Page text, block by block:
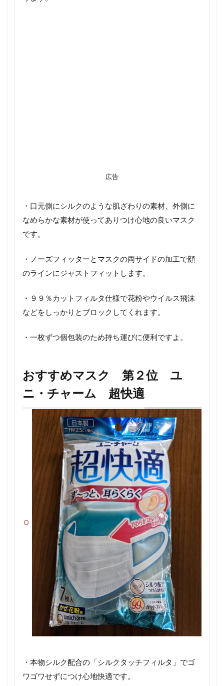
広告
・口元側にシルクのような肌ざわりの素材、外側に
なめらかな素材が使ってありつけ心地の良いマスク
です。
・ノーズフィッターとマスクの両サイドの加工で顔
のラインにジャストフィットします。
・９９％カットフィルタ仕様で花粉やウイルス飛沫
などをしっかりとブロックしてくれます。
・一枚ずつ個包装のため持ち運びに便利ですよ。
おすすめマスク 第２位 ユ
ニ・チャーム 超快適
・本物シルク配合の「シルクタッチフィルタ」でゴ
ワゴワせずにつけ心地快適です。